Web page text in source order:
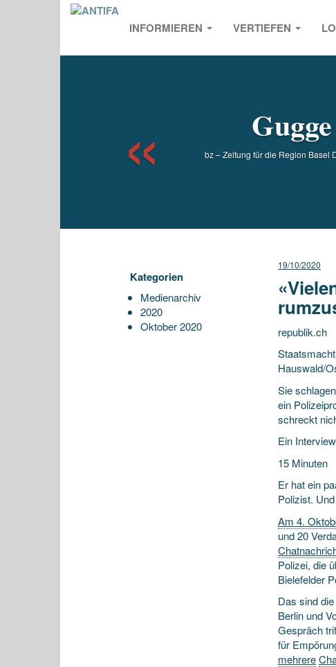
INFORMIEREN VERTIEFEN
bz – Zeitung für die Region Basel
Kategorien
Medienarchiv
2020
Oktober 2020
19/10/2020
republik.ch
Hauswald/
Sie
ein
schreckt
Ein
15 Minuten
Er hat ein
Polizist.
Am 4.
und 20
Polizei, die
Bielefelder
Das sind
Berlin und
Gespräch
für
mehrere